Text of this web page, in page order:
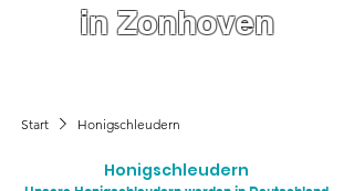
in Zonhoven
Start Honigschleudern
Honigschleudern